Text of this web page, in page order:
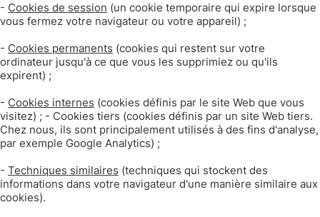
- Cookies de session (un cookie temporaire qui expire lorsque
vous fermez votre navigateur ou votre appareil) ;
- Cookies permanents (cookies qui restent sur votre
ordinateur jusqu'à ce que vous les supprimiez ou qu'ils
expirent) ;
- Cookies internes (cookies définis par le site Web que vous
visitez) ; - Cookies tiers (cookies définis par un site Web tiers.
Chez nous, ils sont principalement utilisés à des fins d'analyse,
par exemple Google Analytics) ;
- Techniques similaires (techniques qui stockent des
informations dans votre navigateur d'une manière similaire aux
cookies).